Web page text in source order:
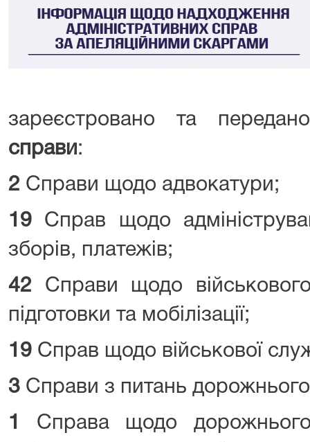
зареєстровано та
справи:
2 Справи щодо адвокатури;
19 Справ щодо
зборів, платежів;
42 Справи щодо військового
підготовки та мобілізації;
19 Справ щодо військової
3 Справи з питань
1
Справа щодо